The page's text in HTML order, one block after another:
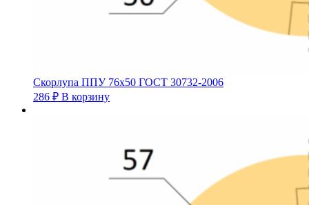
Скорлупа ППУ 76х50 ГОСТ 30732-2006
286 ₽ В корзину